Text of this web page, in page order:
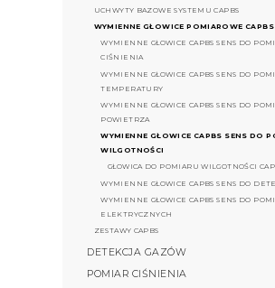
UCHWYTY BAZOWE SYSTEMU CAPBS
WYMIENNE GŁOWICE POMIAROWE CAPBS
WYMIENNE GŁOWICE CAPBS SENS DO
CIŚNIENIA
WYMIENNE GŁOWICE CAPBS SENS DO
TEMPERATURY
WYMIENNE GŁOWICE CAPBS SENS DO
POWIETRZA
WYMIENNE GŁOWICE CAPBS SENS DO
WILGOTNOŚCI
GŁOWICA DO POMIARU WILGOTNOŚCI
WYMIENNE GŁOWICE CAPBS SENS DO
WYMIENNE GŁOWICE CAPBS SENS DO
ELEKTRYCZNYCH
ZESTAWY CAPBS
DETEKCJA GAZÓW
POMIAR CIŚNIENIA